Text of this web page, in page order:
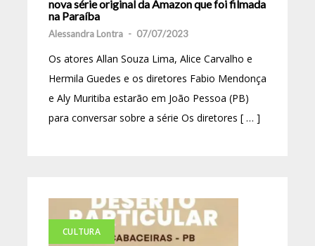
nova série original da Amazon que foi filmada
na Paraíba
Alessandra Lontra - 07/07/2023
Os atores Allan Souza Lima, Alice Carvalho e
Hermila Guedes e os diretores Fabio Mendonça
e Aly Muritiba estarão em João Pessoa (PB)
para conversar sobre a série Os diretores [ … ]
CULTURA